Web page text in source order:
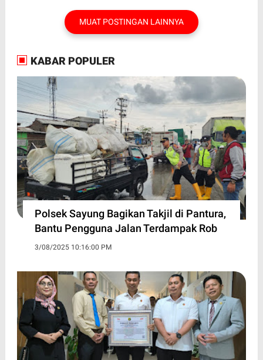
MUAT POSTINGAN LAINNYA
KABAR POPULER
Polsek Sayung Bagikan Takjil di Pantura,
Bantu Pengguna Jalan Terdampak Rob
3/08/2025 10:16:00 PM